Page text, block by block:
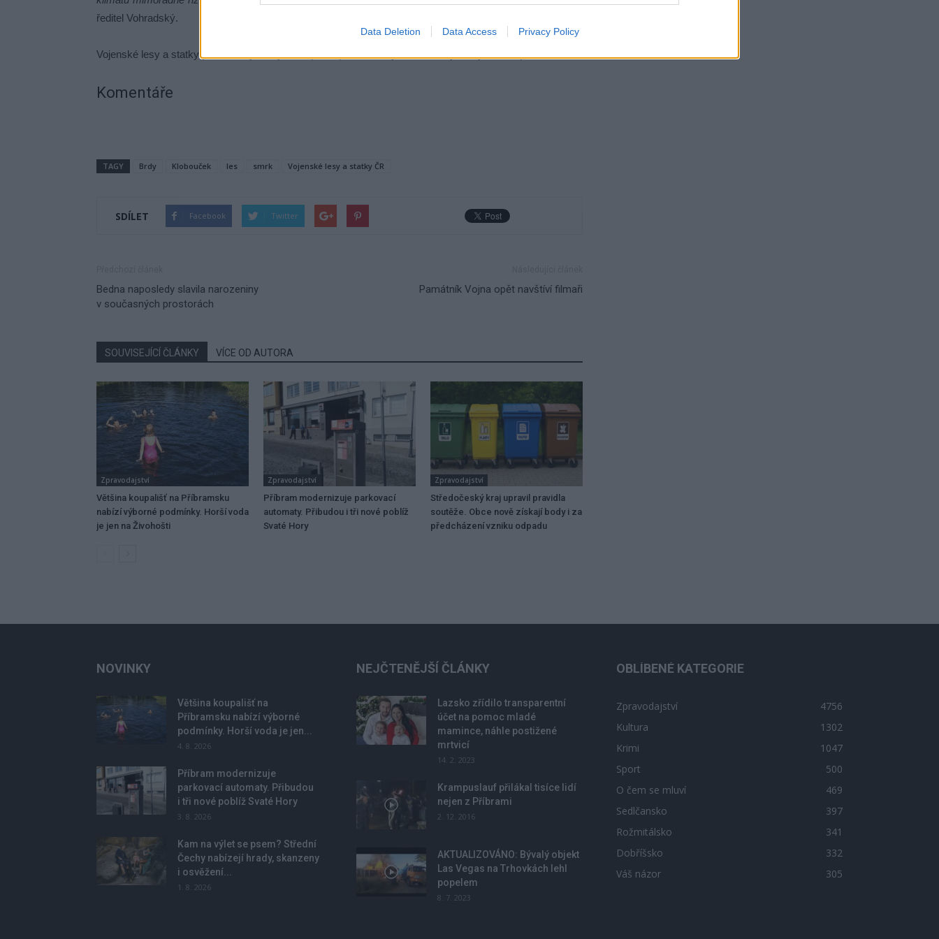
Data Deletion Data Access Privacy Policy
ředitel Vohradský.
Vojenské lesy a statky proto žádají veřejnost o pochopení a žádají návštěvníky o zvýšenou opatrnost.
Komentáře
TAGY Brdy Klobouček les smrk Vojenské lesy a statky ČR
SDÍLET Facebook Twitter
Bedna naposledy slavila narozeniny
v současných prostorách
Památník Vojna opět navštíví filmaři
SOUVISEJÍCÍ ČLÁNKY VÍCE OD AUTORA
Zpravodajství
Většina koupališť na Příbramsku
nabízí výborné podmínky. Horší voda
je jen na Živohošti
Zpravodajství
Příbram modernizuje parkovací
automaty. Přibudou i tři nové poblíž
Svaté Hory
Zpravodajství
Středočeský kraj upravil pravidla
soutěže. Obce nově získají body i za
předcházení vzniku odpadu
NOVINKY
Většina koupališť na
Příbramsku nabízí výborné
podmínky. Horší voda je jen...
4. 8. 2026
Příbram modernizuje
parkovací automaty. Přibudou
i tři nové poblíž Svaté Hory
3. 8. 2026
Kam na výlet se psem? Střední
Čechy nabízejí hrady, skanzeny
i osvěžení...
1. 8. 2026
NEJČTENĚJŠÍ ČLÁNKY
Lazsko zřídilo transparentní
účet na pomoc mladé
mamince, náhle postižené
mrtvicí
14. 2. 2023
Krampuslauf přilákal tisíce lidí
nejen z Příbrami
2. 12. 2016
AKTUALIZOVÁNO: Bývalý objekt
Las Vegas na Trhovkách lehl
popelem
8. 7. 2023
OBLÍBENÉ KATEGORIE
Zpravodajství
4756
Kultura
1302
Krimi
1047
Sport
500
O čem se mluví
469
Sedlčansko
397
Rožmitálsko
341
Dobříšsko
332
Váš názor
305